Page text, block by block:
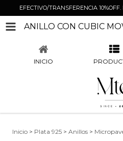
EFECTIVO/TRANSFERENCIA
ANILLO CON CUBIC
INICIO
Inicio > Plata 925 > Anillos >